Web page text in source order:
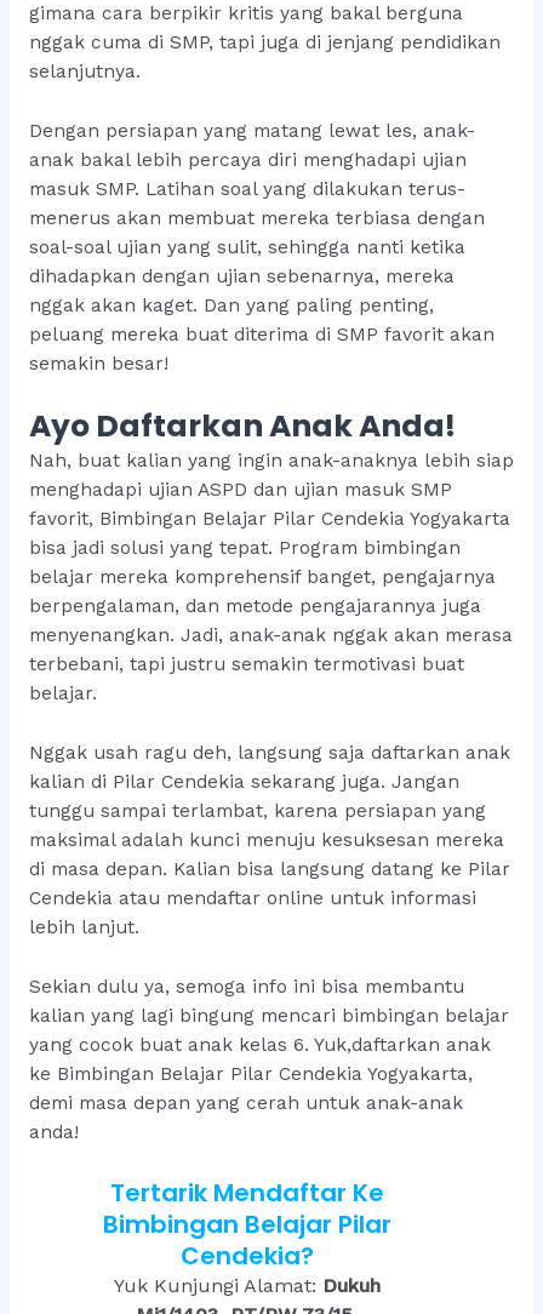
gimana cara berpikir kritis yang bakal berguna
nggak cuma di SMP, tapi juga di jenjang pendidikan
selanjutnya.
Dengan persiapan yang matang lewat les, anak-
anak bakal lebih percaya diri menghadapi ujian
masuk SMP. Latihan soal yang dilakukan terus-
menerus akan membuat mereka terbiasa dengan
soal-soal ujian yang sulit, sehingga nanti ketika
dihadapkan dengan ujian sebenarnya, mereka
nggak akan kaget. Dan yang paling penting,
peluang mereka buat diterima di SMP favorit akan
semakin besar!
Ayo Daftarkan Anak Anda!
Nah, buat kalian yang ingin anak-anaknya lebih siap
menghadapi ujian ASPD dan ujian masuk SMP
favorit, Bimbingan Belajar Pilar Cendekia Yogyakarta
bisa jadi solusi yang tepat. Program bimbingan
belajar mereka komprehensif banget, pengajarnya
berpengalaman, dan metode pengajarannya juga
menyenangkan. Jadi, anak-anak nggak akan merasa
terbebani, tapi justru semakin termotivasi buat
belajar.
Nggak usah ragu deh, langsung saja daftarkan anak
kalian di Pilar Cendekia sekarang juga. Jangan
tunggu sampai terlambat, karena persiapan yang
maksimal adalah kunci menuju kesuksesan mereka
di masa depan. Kalian bisa langsung datang ke Pilar
Cendekia atau mendaftar online untuk informasi
lebih lanjut.
Sekian dulu ya, semoga info ini bisa membantu
kalian yang lagi bingung mencari bimbingan belajar
yang cocok buat anak kelas 6. Yuk,daftarkan anak
ke Bimbingan Belajar Pilar Cendekia Yogyakarta,
demi masa depan yang cerah untuk anak-anak
anda!
Tertarik Mendaftar Ke
Bimbingan Belajar Pilar
Cendekia?
Yuk Kunjungi Alamat: Dukuh